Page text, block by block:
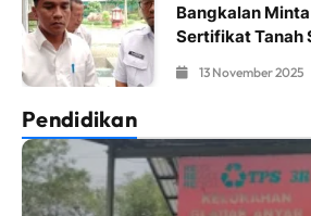
Bangkalan
Sertifikat Tanah
13 November 2025
Pendidikan